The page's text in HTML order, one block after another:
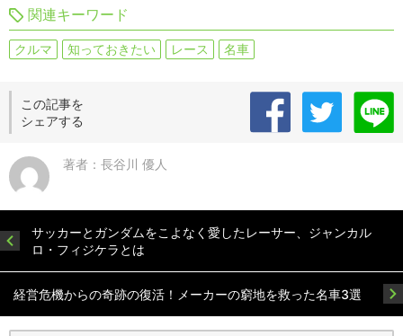
関連キーワード
クルマ 知っておきたい レース 名車
この記事を
シェアする
著者：長谷川 優人
サッカーとガンダムをこよなく愛したレーサー、ジャンカル
ロ・フィジケラとは
経営危機からの奇跡の復活！メーカーの窮地を救った名車3選